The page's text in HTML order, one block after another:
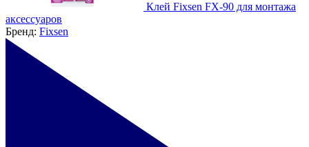
Клей Fixsen FX-90 для монтажа
аксессуаров
Бренд: Fixsen